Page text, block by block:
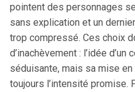
pointent des personnages
sans explication et un
trop compressé. Ces choix
d’inachèvement : l’idée
séduisante, mais sa mise en
toujours l’intensité promise.